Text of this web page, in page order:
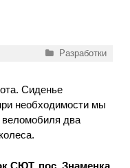
Рубрики
Разработки
Сиденье
необходимости мы
два
СЮТ, пос. Знаменка,